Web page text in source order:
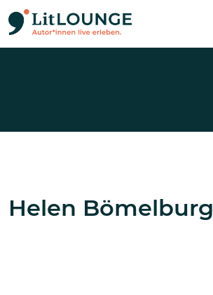
Direkt zum Inhalt
Helen Bömelburg